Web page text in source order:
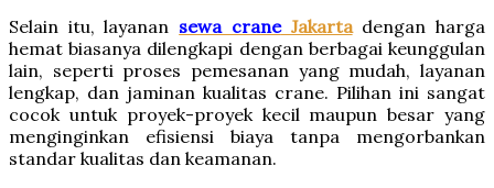
Selain itu, layanan sewa craneJakartadengan harga
hemat biasanya dilengkapi dengan berbagai keunggulan
lain, seperti proses pemesanan yang mudah, layanan
lengkap, dan jaminan kualitas crane. Pilihan ini sangat
cocok untuk proyek-proyek kecil maupun besar yang
menginginkan efisiensi biaya tanpa mengorbankan
standar kualitas dan keamanan.